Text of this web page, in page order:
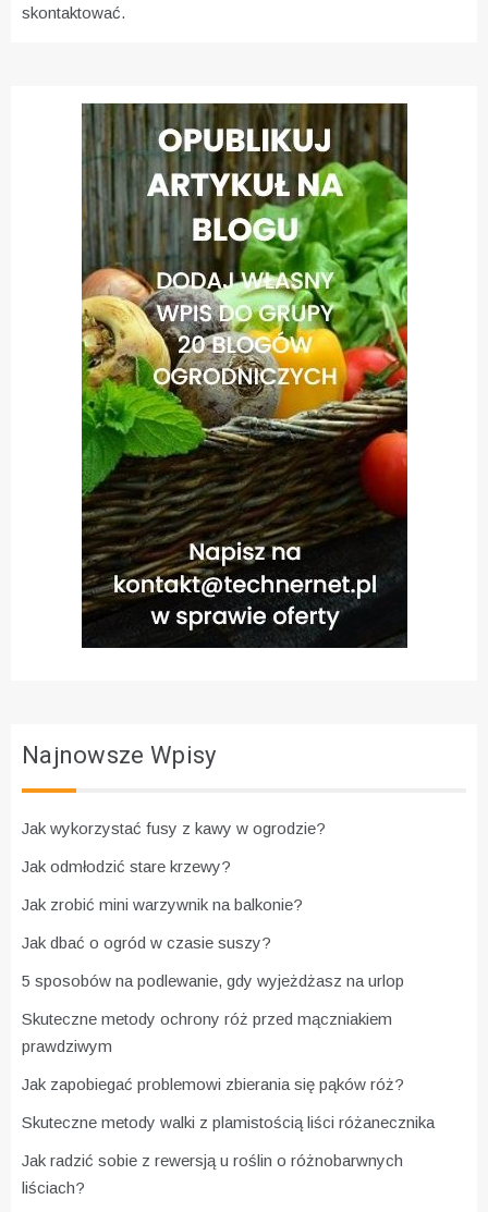
skontaktować.
Najnowsze Wpisy
Jak wykorzystać fusy z kawy w ogrodzie?
Jak odmłodzić stare krzewy?
Jak zrobić mini warzywnik na balkonie?
Jak dbać o ogród w czasie suszy?
5 sposobów na podlewanie, gdy wyjeżdżasz na urlop
Skuteczne metody ochrony róż przed mączniakiem
prawdziwym
Jak zapobiegać problemowi zbierania się pąków róż?
Skuteczne metody walki z plamistością liści różanecznika
Jak radzić sobie z rewersją u roślin o różnobarwnych
liściach?